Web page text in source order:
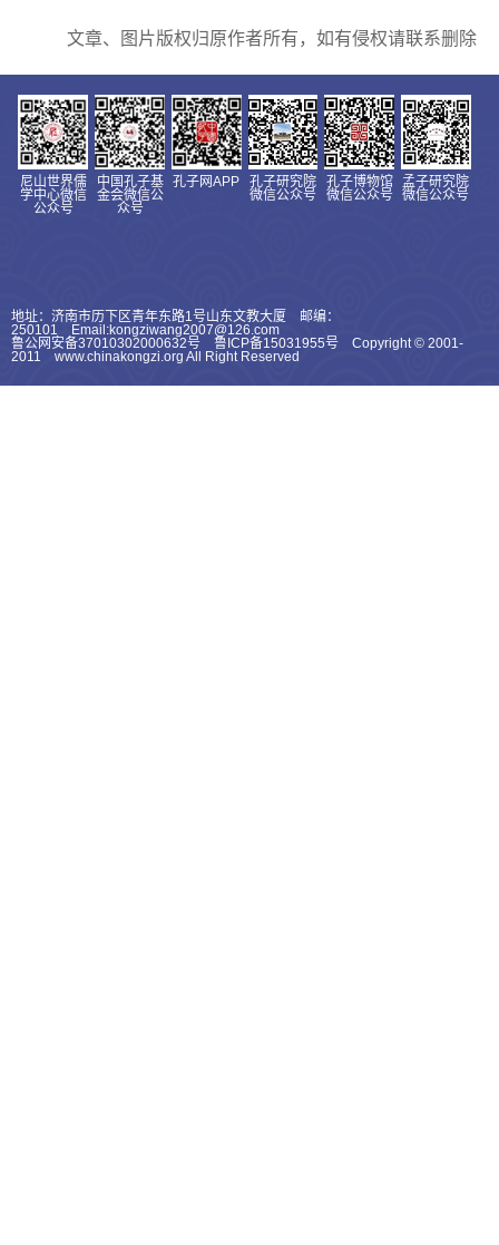
文章、图片版权归原作者所有，如有侵权请联系删除
尼山世界儒
学中心微信
公众号
中国孔子基
金会微信公
众号
孔子网APP
孔子研究院
微信公众号
孔子博物馆
微信公众号
孟子研究院
微信公众号
地址：济南市历下区青年东路1号山东文教大厦 邮编：
250101 Email:kongziwang2007@126.com
鲁公网安备37010302000632号 鲁ICP备15031955号 Copyright © 2001-
2011 www.chinakongzi.org All Right Reserved